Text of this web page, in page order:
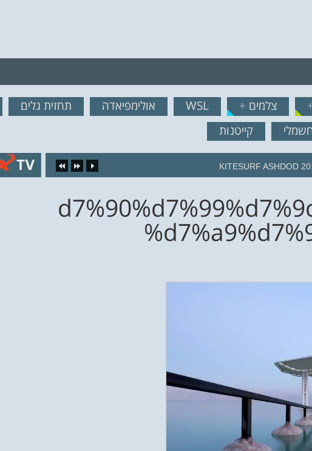
לרשימת תפוצה!נשמח לשלוח לך עדכונים חמים צלמים +
WSL אולימפיאדה תחזית גלים
קייטנות
KITESURF ASHDOD